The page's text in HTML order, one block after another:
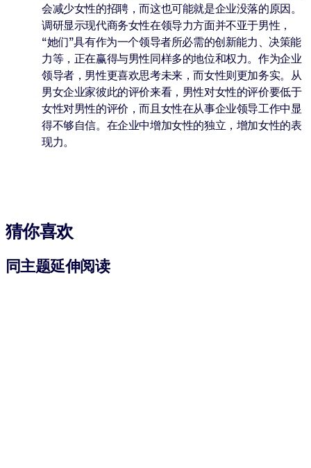
会减少女性的招聘，而这也可能就是企业没落的原因。
调研显示现代商务女性在领导力方面并不亚于男性，
“她们”具有作为一个领导者所必需的创新能力、决策能
力等，正在赢得与男性同样多的地位和权力。作为企业
领导者，男性更喜欢思考未来，而女性则更加务实。从
男女企业家彼此的评价来看，男性对女性的评价要低于
女性对男性的评价，而且女性在从事企业领导工作中显
得不够自信。在企业中增加女性的独立，增加女性的表
现力。
猜你喜欢
同主题延伸阅读